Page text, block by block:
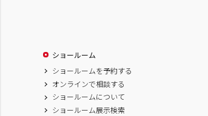
ショールーム
ショールームを予約する
オンラインで相談する
ショールームについて
ショールーム展示検索